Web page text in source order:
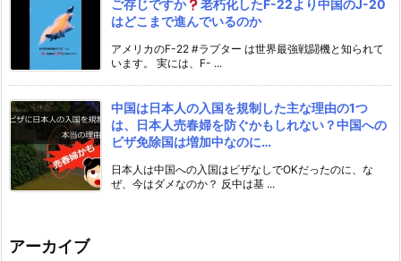
ご存じですか
老朽化したF-22より中国のJ-20
はどこまで進んでいるのか
アメリカのF-22 #ラプター は世界最強戦闘機と知られて
います。 実には、F- ...
中国は日本人の入国を規制した主な理由の1つ
は、日本人売春婦を防ぐかもしれない？中国への
ビザ免除国は増加中なのに…
日本人は中国への入国はビザなしでOKだったのに、な
ぜ、今はダメなのか？ 反中は基 ...
アーカイブ